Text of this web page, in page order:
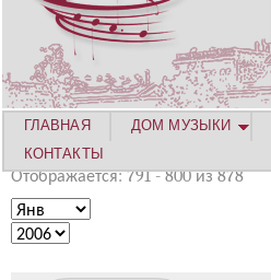
Отображается: 791 - 800 из 878
М
еГ
ГЛАВНАЯ ДОМ МУЗЫКИ
КОНТАКТЫ